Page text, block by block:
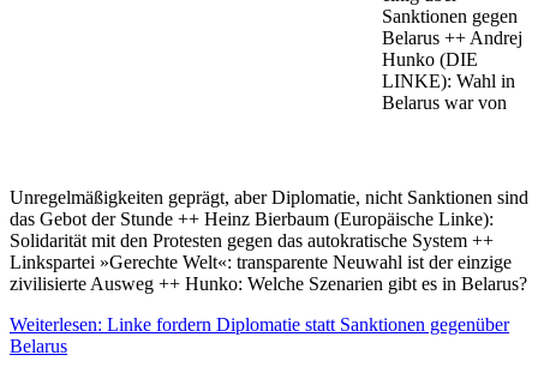
Sanktionen gegen
Belarus ++ Andrej
Hunko (DIE
LINKE): Wahl in
Belarus war von
Unregelmäßigkeiten geprägt, aber Diplomatie, nicht Sanktionen sind
das Gebot der Stunde ++ Heinz Bierbaum (Europäische Linke):
Solidarität mit den Protesten gegen das autokratische System ++
Linkspartei »Gerechte Welt«: transparente Neuwahl ist der einzige
zivilisierte Ausweg ++ Hunko: Welche Szenarien gibt es in Belarus?
Weiterlesen: Linke fordern Diplomatie statt Sanktionen gegenüber
Belarus